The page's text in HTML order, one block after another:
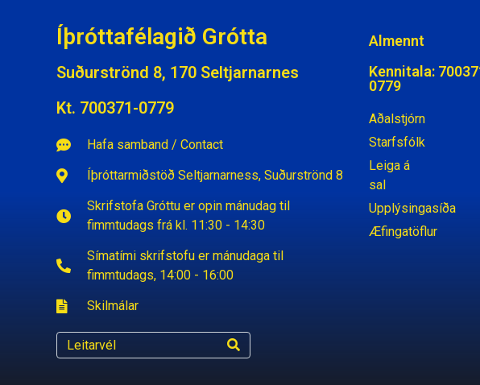
Íþróttafélagið Grótta
Suðurströnd 8, 170 Seltjarnarnes
Kt. 700371-0779
Hafa samband / Contact
Íþróttarmiðstöð Seltjarnarness, Suðurströnd 8
Skrifstofa Gróttu er opin mánudag til
fimmtudags frá kl. 11:30 - 14:30
Símatími skrifstofu er mánudaga til
fimmtudags, 14:00 - 16:00
Skilmálar
Almennt
Kennitala:
0779
Aðalstjórn
Starfsfólk
Leiga á
sal
Upplýsingasíða
Æfingatöflur